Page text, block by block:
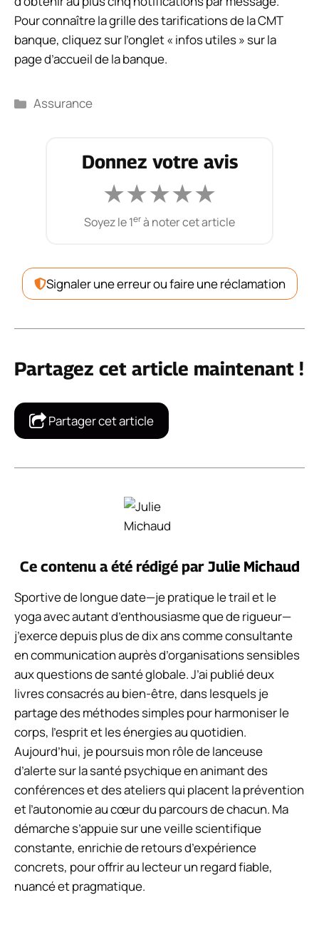
Pour connaître la grille des tarifications de la CMT
banque, cliquez sur l’onglet « infos utiles » sur la
page d’accueil de la banque.
Catégories
Assurance
Donnez votre avis
★★★★★
Soyez le 1erà noter cet article
Signaler une erreur ou faire une réclamation
Partagez cet article maintenant !
Partager cet article
Ce contenu a été rédigé par Julie Michaud
Sportive de longue date—je pratique le trail et le
yoga avec autant d’enthousiasme que de rigueur—
j’exerce depuis plus de dix ans comme consultante
en communication auprès d’organisations sensibles
aux questions de santé globale. J’ai publié deux
livres consacrés au bien-être, dans lesquels je
partage des méthodes simples pour harmoniser le
corps, l’esprit et les énergies au quotidien.
Aujourd’hui, je poursuis mon rôle de lanceuse
d’alerte sur la santé psychique en animant des
conférences et des ateliers qui placent la prévention
et l’autonomie au cœur du parcours de chacun. Ma
démarche s’appuie sur une veille scientifique
constante, enrichie de retours d’expérience
concrets, pour offrir au lecteur un regard fiable,
nuancé et pragmatique.